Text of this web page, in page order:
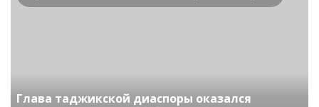
Глава таджикской диаспоры оказался